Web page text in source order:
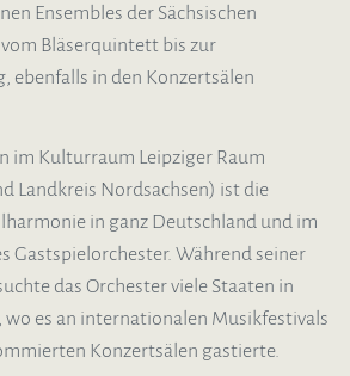
Ensembles der Sächsischen
Bläserquintett bis zur
ebenfalls in den Konzertsälen
im Kulturraum Leipziger Raum
Landkreis Nordsachsen) ist die
in ganz Deutschland und im
Gastspielorchester. Während seiner
das Orchester viele Staaten in
wo es an internationalen Musikfestivals
Konzertsälen gastierte.